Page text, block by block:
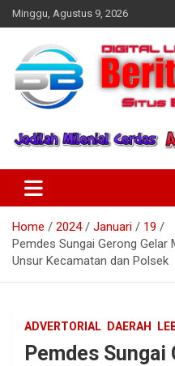
Skip
to
Minggu, Agustus 9, 2026
Home 2024 Januari
19
Pemdes Sungai Gerong Gelar
Unsur Kecamatan dan Polsek
ADVERTORIAL DAERAH
Pemdes Sungai